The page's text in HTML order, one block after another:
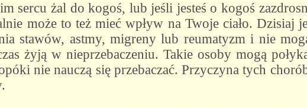
sercu żal do kogoś, lub jeśli jesteś o kogoś
może to też mieć wpływ na Twoje ciało. Dzisiaj
stawów, astmy, migreny lub reumatyzm i nie
żyją w nieprzebaczeniu. Takie osoby mogą
nie nauczą się przebaczać. Przyczyna tych